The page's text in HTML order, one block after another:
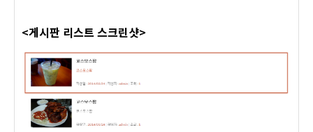
<게시판 리스트 스크린샷>